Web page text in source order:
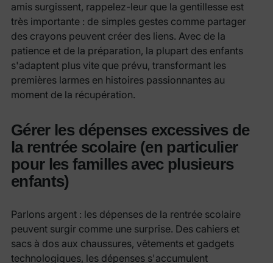
amis surgissent, rappelez-leur que la gentillesse est
très importante : de simples gestes comme partager
des crayons peuvent créer des liens. Avec de la
patience et de la préparation, la plupart des enfants
s'adaptent plus vite que prévu, transformant les
premières larmes en histoires passionnantes au
moment de la récupération.
Gérer les dépenses excessives de
la rentrée scolaire (en particulier
pour les familles avec plusieurs
enfants)
Parlons argent : les dépenses de la rentrée scolaire
peuvent surgir comme une surprise. Des cahiers et
sacs à dos aux chaussures, vêtements et gadgets
technologiques, les dépenses s'accumulent